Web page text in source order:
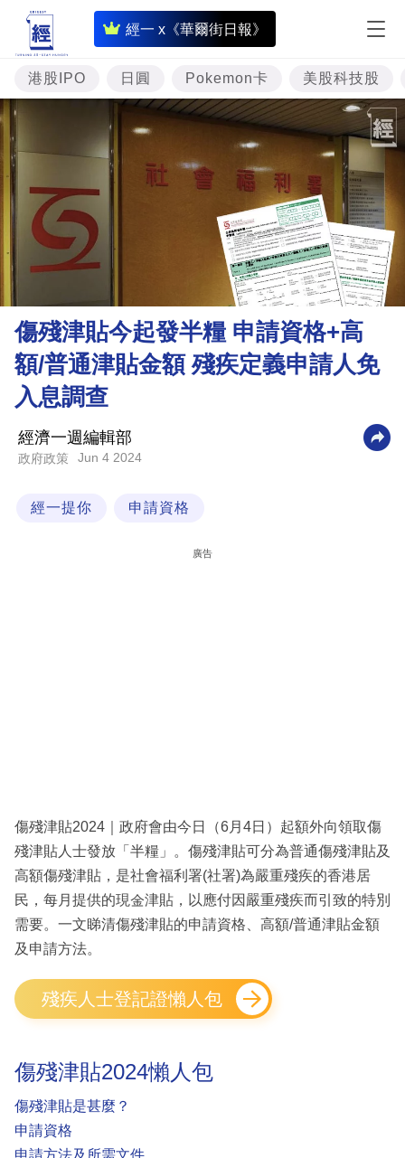
經一 x《華爾街日報》
即
時
財
經
題
樓
理
財
商
科
技
港股IPO 日圓 Pokemon卡 美股科技股
傷殘津貼今起發半糧 申請資格+高
額/普通津貼金額 殘疾定義申請人免
入息調查
經濟一週編輯部
政府政策 Jun 4 2024
經一提你 申請資格
廣告
傷殘津貼2024｜政府會由今日（6月4日）起額外向領取傷
殘津貼人士發放「半糧」。傷殘津貼可分為普通傷殘津貼及
高額傷殘津貼，是社會福利署(社署)為嚴重殘疾的香港居
民，每月提供的現金津貼，以應付因嚴重殘疾而引致的特別
需要。一文睇清傷殘津貼的申請資格、高額/普通津貼金額
及申請方法。
殘疾人士登記證懶人包
傷殘津貼2024懶人包
傷殘津貼是甚麼？
申請資格
申請方法及所需文件